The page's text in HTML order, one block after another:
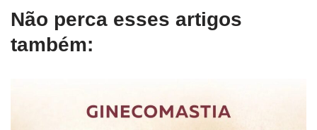
Não perca esses artigos
também: